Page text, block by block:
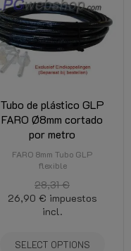
Tubo de plástico GLP
FARO Ø8mm cortado
por metro
FARO 8mm Tubo GLP
flexible
28,31 €
26,90 € impuestos
incl.
SELECT OPTIONS